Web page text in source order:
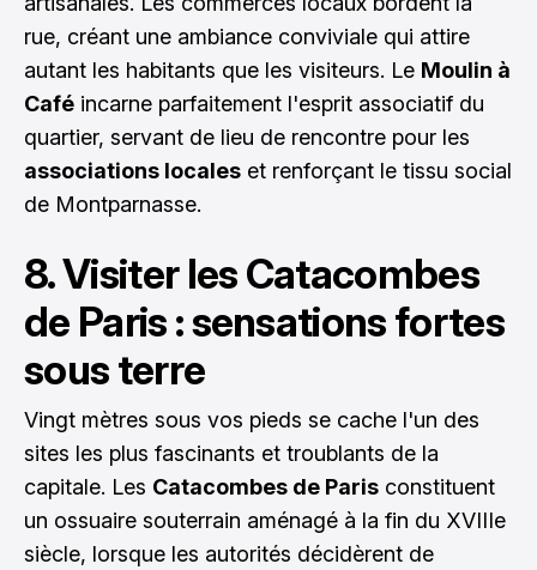
rue, créant une ambiance conviviale qui attire
autant les habitants que les visiteurs. Le Moulin à
Café incarne parfaitement l'esprit associatif du
quartier, servant de lieu de rencontre pour les
associations locales et renforçant le tissu social
de Montparnasse.
8. Visiter les Catacombes
de Paris : sensations fortes
sous terre
Vingt mètres sous vos pieds se cache l'un des
sites les plus fascinants et troublants de la
capitale. Les Catacombes de Paris constituent
un ossuaire souterrain aménagé à la fin du XVIIIe
siècle, lorsque les autorités décidèrent de